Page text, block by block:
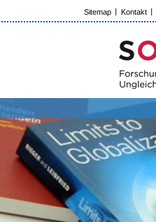
Sitemap Kontakt